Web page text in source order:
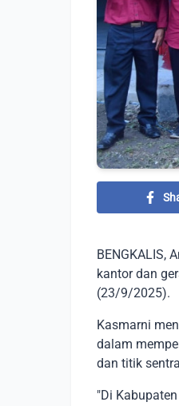
BENGKALIS,
kantor dan
(23/9/2025).
Kasmarni
dalam
dan titik
"Di